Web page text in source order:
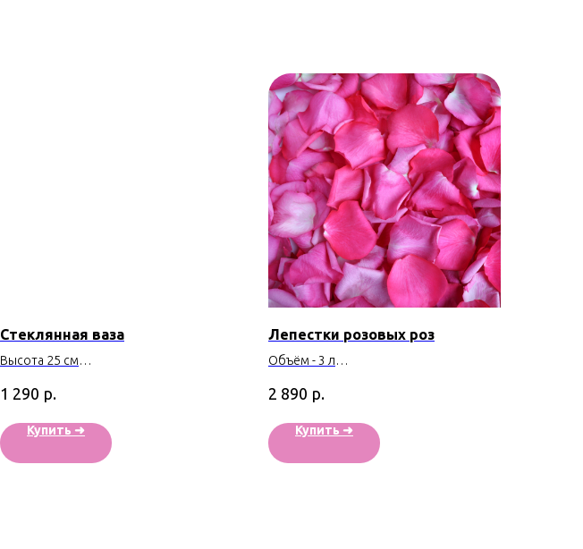
Стеклянная ваза
Высота 25 см
1 290 р.
Купить ➜
Лепестки розовых роз
Объём - 3 л
2 890 р.
Купить ➜